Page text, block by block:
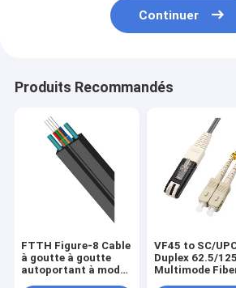
Continuer
Produits Recommandés
FTTH Figure-8 Cable
à goutte à goutte
autoportant à mode
VF45 to SC/
Duplex 62.5/
Multimode